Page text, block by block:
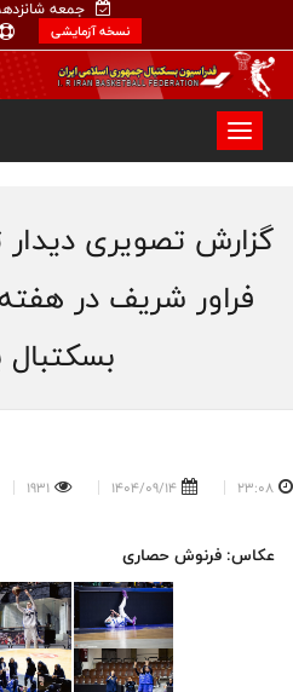
جمعه
نسخه آزمایشی
گزارش تصویری
فراور شریف در
بسکتبال
23:08
1404/09/14
1931
عکاس: فرنوش حصاری